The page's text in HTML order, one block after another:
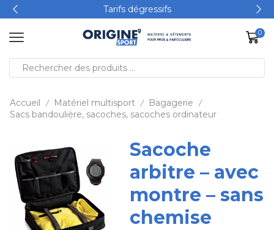
Tarifs dégressifs
0
Accueil / Matériel multisport / Bagagerie /
Sacs bandoulière, sacoches, sacoches ordinateur
Sacoche
arbitre – avec
montre – sans
chemise